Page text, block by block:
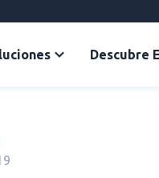
Descubre